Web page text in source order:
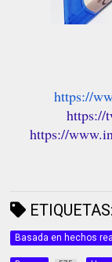
https://
https://
https://
ETIQUETAS:
Basada en hechos